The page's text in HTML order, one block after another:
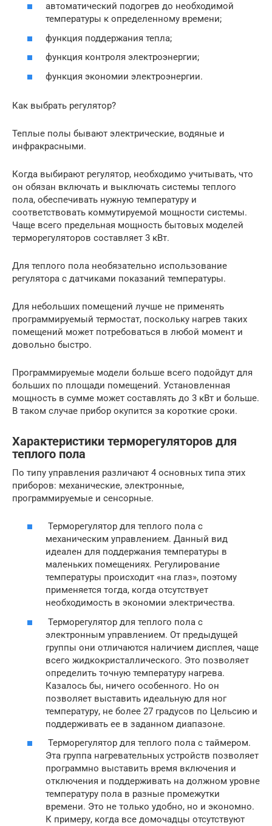
автоматический подогрев до необходимой
температуры к определенному времени;
функция поддержания тепла;
функция контроля электроэнергии;
функция экономии электроэнергии.
Как выбрать регулятор?
Теплые полы бывают электрические, водяные и
инфракрасными.
Когда выбирают регулятор, необходимо учитывать, что
он обязан включать и выключать системы теплого
пола, обеспечивать нужную температуру и
соответствовать коммутируемой мощности системы.
Чаще всего предельная мощность бытовых моделей
терморегуляторов составляет 3 кВт.
Для теплого пола необязательно использование
регулятора с датчиками показаний температуры.
Для небольших помещений лучше не применять
программируемый термостат, поскольку нагрев таких
помещений может потребоваться в любой момент и
довольно быстро.
Программируемые модели больше всего подойдут для
больших по площади помещений. Установленная
мощность в сумме может составлять до 3 кВт и больше.
В таком случае прибор окупится за короткие сроки.
Характеристики терморегуляторов для
теплого пола
По типу управления различают 4 основных типа этих
приборов: механические, электронные,
программируемые и сенсорные.
Терморегулятор для теплого пола с
механическим управлением. Данный вид
идеален для поддержания температуры в
маленьких помещениях. Регулирование
температуры происходит «на глаз», поэтому
применяется тогда, когда отсутствует
необходимость в экономии электричества.
Терморегулятор для теплого пола с
электронным управлением. От предыдущей
группы они отличаются наличием дисплея, чаще
всего жидкокристаллического. Это позволяет
определить точную температуру нагрева.
Казалось бы, ничего особенного. Но он
позволяет выставить идеальную для ног
температуру, не более 27 градусов по Цельсию и
поддерживать ее в заданном диапазоне.
Терморегулятор для теплого пола с таймером.
Эта группа нагревательных устройств позволяет
программно выставить время включения и
отключения и поддерживать на должном уровне
температуру пола в разные промежутки
времени. Это не только удобно, но и экономно.
К примеру, когда все домочадцы отсутствуют